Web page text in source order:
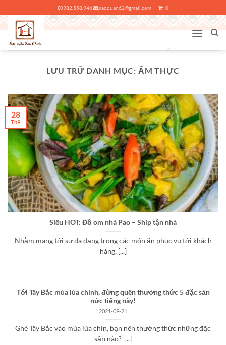
qua
nội
dung
0982.558.946 paoquan62@gmail.com 0
LƯU TRỮ DANH MỤC: ẨM THỰC
Siêu HOT: Đồ om nhà Pao – Ship tận nhà
Nhằm mang tới sự đa dạng trong các món ăn phục vụ tới khách
hàng, [...]
28
Th9
Tới Tây Bắc mùa lúa chính, đừng quên thưởng thức 5 đặc sản
nức tiếng này!
2021-09-21
Ghé Tây Bắc vào mùa lúa chín, bạn nên thưởng thức những đặc
sản nào? [...]